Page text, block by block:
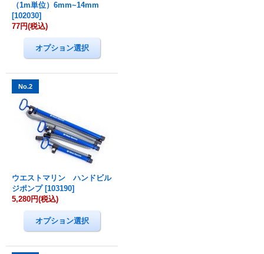
（1m単位）6mm~14mm
[102030]
77円(税込)
No.2
ウエストマリン ハンドビル
ジポンプ [103190]
5,280円(税込)